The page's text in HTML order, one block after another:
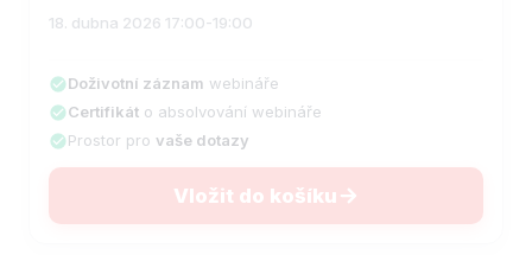
18. dubna 2026 17:00-19:00
Doživotní záznam webináře
Certifikát o absolvování webináře
Prostor provaše dotazy
Vložit do košíku